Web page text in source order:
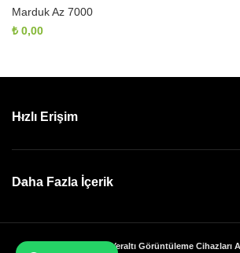
Marduk Az 7000
₺ 0,00
Hızlı Erişim
Daha Fazla İçerik
Ankara Dedektör ve Yeraltı Görüntüleme Cihazları